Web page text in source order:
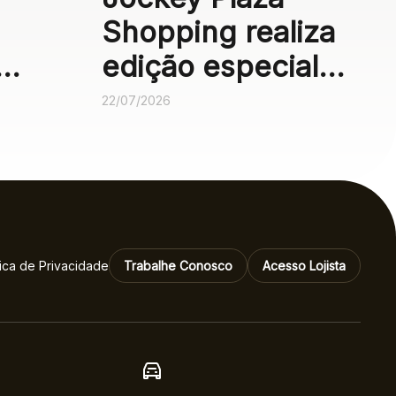
Shopping realiza
edição especial
do Neon Fun
22/07/2026
de Privacidade Trabalhe Conosco Acesso Lojista